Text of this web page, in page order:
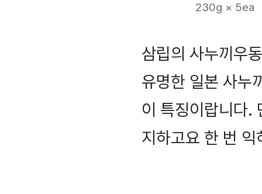
230g × 5ea
삼립의 사누끼우
유명한 일본 사누
이 특징이랍니다.
지하고요 한 번